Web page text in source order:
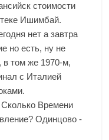
стоимости
Ишимбай.
нет а завтра
но есть, ну не
том же 1970-м,
с Италией
Времени
Одинцово -